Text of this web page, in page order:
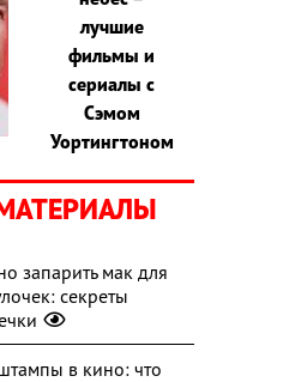
лучшие
фильмы и
сериалы с
Сэмом
Уортингтоном
запарить мак для
секреты
в кино: что